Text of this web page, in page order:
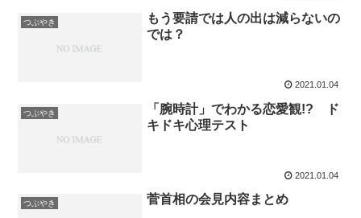
つぶやき
もう要請では人の出は減らないの
では？
2021.01.04
つぶやき
「腕時計」でわかる恋愛観!? ド
キドキ心理テスト
2021.01.04
つぶやき 菅首相の会見内容まとめ